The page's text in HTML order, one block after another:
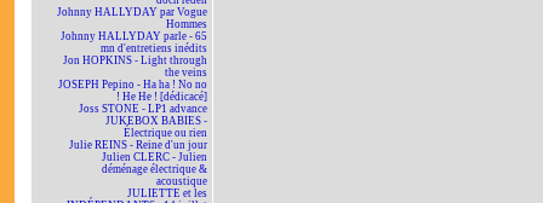
Johnny HALLYDAY par Vogue
Hommes
Johnny HALLYDAY parle - 65
mn d'entretiens inédits
Jon HOPKINS - Light through
the veins
JOSEPH Pepino - Ha ha ! No no
! He He ! [dédicacé]
Joss STONE - LP1 advance
JUKEBOX BABIES -
Électrique ou rien
Julie REINS - Reine d'un jour
Julien CLERC - Julien
déménage électrique &
acoustique
JULIETTE et les